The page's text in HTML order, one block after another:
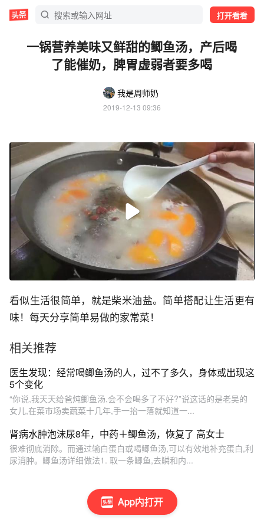
打开看看
App内打开
一锅营养美味又鲜甜的鲫鱼汤，产后喝
了能催奶，脾胃虚弱者要多喝
我是周师奶
2019-12-13 09:36
看似生活很简单，就是柴米油盐。简单搭配让生活更有
味！每天分享简单易做的家常菜！
相关推荐
医生发现：经常喝鲫鱼汤的人，过不了多久，身体或出现这
5个变化
“你说,我天天给爸炖鲫鱼汤,会不会喝多了不好?”说这话的是老吴的
女儿,在菜市场卖蔬菜十几年,手一抬一落就知道一...
肾病水肿泡沫尿8年，中药＋鲫鱼汤，恢复了 高女士
很难彻底消除。而通过输白蛋白或喝鲫鱼汤,可以有效地补充蛋白,利
尿消肿。鲫鱼汤详细做法1. 取一条鲫鱼,去鳞和内...